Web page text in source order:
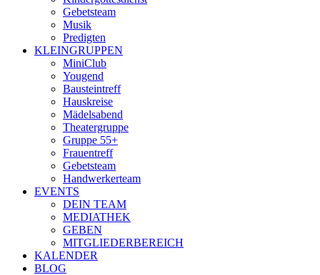
Gebetsteam
Musik
Predigten
KLEINGRUPPEN
MiniClub
Yougend
Bausteintreff
Hauskreise
Mädelsabend
Theatergruppe
Gruppe 55+
Frauentreff
Gebetsteam
Handwerkerteam
EVENTS
DEIN TEAM
MEDIATHEK
GEBEN
MITGLIEDERBEREICH
KALENDER
BLOG